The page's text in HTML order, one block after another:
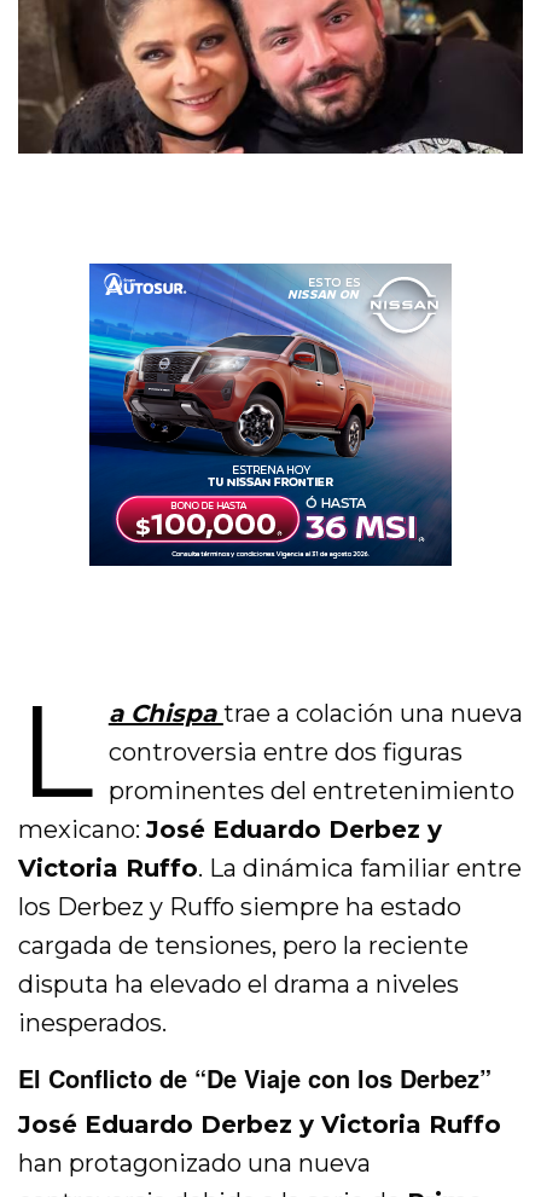
L a Chispa trae a colación una nueva
controversia entre dos figuras
prominentes del entretenimiento
mexicano:José Eduardo Derbez y
Victoria Ruffo. La dinámica familiar entre
los Derbez y Ruffo siempre ha estado
cargada de tensiones, pero la reciente
disputa ha elevado el drama a niveles
inesperados.
El Conflicto de “De Viaje con los Derbez”
José Eduardo Derbez y Victoria Ruffo
han protagonizado una nueva